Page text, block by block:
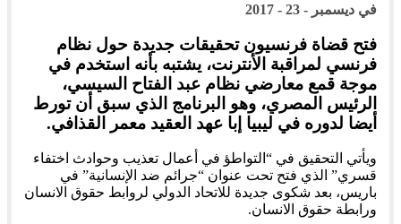
في ديسمبر - 23 - 2017
فتح قضاة فرنسيون تحقيقات جديدة حول نظام
فرنسي لمراقبة الأنترنت، يشتبه بأنه استخدم في
موجة قمع معارضي نظام عبد الفتاح السيسي،
الرئيس المصري، وهو البرنامج الذي سبق أن تورط
أيضا لدوره في ليبيا إبا عهد العقيد معمر القذافي.
ويأتي التحقيق في “التواطؤ في أعمال تعذيب وحوادث اختفاء
قسري” الذي فتح تحت عنوان “جرائم ضد الإنسانية” في
باريس، بعد شكوى جديدة للاتحاد الدولي لروابط حقوق الانسان
ورابطة حقوق الانسان.